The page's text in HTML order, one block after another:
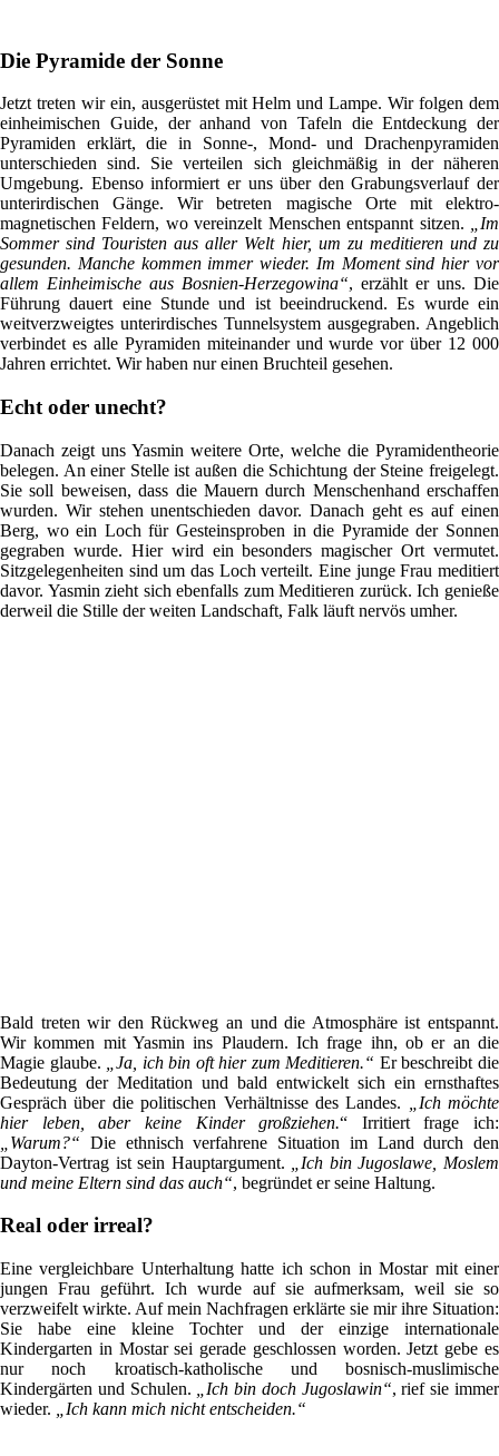
Die Pyramide der Sonne
Jetzt treten wir ein, ausgerüstet mit Helm und Lampe. Wir folgen dem
einheimischen Guide, der anhand von Tafeln die Entdeckung der
Pyramiden erklärt, die in Sonne-, Mond- und Drachenpyramiden
unterschieden sind. Sie verteilen sich gleichmäßig in der näheren
Umgebung. Ebenso informiert er uns über den Grabungsverlauf der
unterirdischen Gänge. Wir betreten magische Orte mit elektro-
magnetischen Feldern, wo vereinzelt Menschen entspannt sitzen.
„Im
Sommer sind Touristen aus aller Welt hier, um zu meditieren und zu
gesunden. Manche kommen immer wieder. Im Moment sind hier vor
allem Einheimische aus Bosnien-Herzegowina“, erzählt er uns. Die
Führung dauert eine Stunde und ist beeindruckend. Es wurde ein
weitverzweigtes unterirdisches Tunnelsystem ausgegraben. Angeblich
verbindet es alle Pyramiden miteinander und wurde vor über 12 000
Jahren errichtet. Wir haben nur einen Bruchteil gesehen.
Echt oder unecht?
Danach zeigt uns Yasmin weitere Orte, welche die Pyramidentheorie
belegen. An einer Stelle ist außen die Schichtung der Steine freigelegt.
Sie soll beweisen, dass die Mauern durch Menschenhand erschaffen
wurden. Wir stehen unentschieden davor. Danach geht es auf einen
Berg, wo ein Loch für Gesteinsproben in die Pyramide der Sonnen
gegraben wurde. Hier wird ein besonders magischer Ort vermutet.
Sitzgelegenheiten sind um das Loch verteilt. Eine junge Frau meditiert
davor. Yasmin zieht sich ebenfalls zum Meditieren zurück. Ich genieße
derweil die Stille der weiten Landschaft, Falk läuft nervös umher.
Bald treten wir den Rückweg an und die Atmosphäre ist entspannt.
Wir kommen mit Yasmin ins Plaudern. Ich frage ihn, ob er an die
Magie glaube.
„Ja, ich bin oft hier zum Meditieren.“ Er beschreibt die
Bedeutung der Meditation und bald entwickelt sich ein ernsthaftes
Gespräch über die politischen Verhältnisse des Landes.
„Ich möchte
hier leben, aber keine Kinder großziehen.“ Irritiert frage ich:
„Warum?“ Die ethnisch verfahrene Situation im Land durch den
Dayton-Vertrag ist sein Hauptargument.
„Ich bin Jugoslawe, Moslem
und meine Eltern sind das auch“, begründet er seine Haltung.
Real oder irreal?
Eine vergleichbare Unterhaltung hatte ich schon in Mostar mit einer
jungen Frau geführt. Ich wurde auf sie aufmerksam, weil sie so
verzweifelt wirkte. Auf mein Nachfragen erklärte sie mir ihre Situation:
Sie habe eine kleine Tochter und der einzige internationale
Kindergarten in Mostar sei gerade geschlossen worden. Jetzt gebe es
nur noch kroatisch-katholische und bosnisch-muslimische
Kindergärten und Schulen.
„Ich bin doch Jugoslawin“, rief sie immer
wieder.
„Ich kann mich nicht entscheiden.“